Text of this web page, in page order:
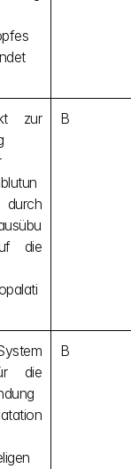
zur
die
B
die
B